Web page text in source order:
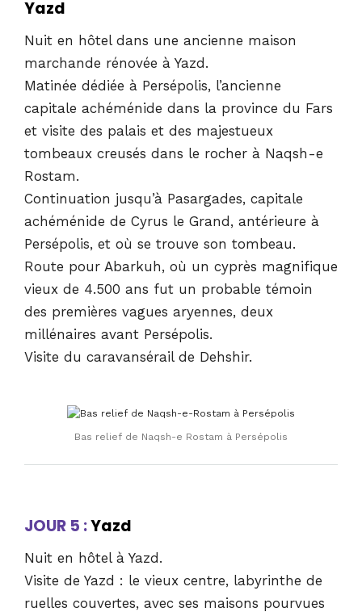
Yazd
Nuit en hôtel dans une ancienne maison
marchande rénovée à Yazd.
Matinée dédiée à Persépolis, l’ancienne
capitale achéménide dans la province du Fars
et visite des palais et des majestueux
tombeaux creusés dans le rocher à Naqsh-e
Rostam.
Continuation jusqu’à Pasargades, capitale
achéménide de Cyrus le Grand, antérieure à
Persépolis, et où se trouve son tombeau.
Route pour Abarkuh, où un cyprès magnifique
vieux de 4.500 ans fut un probable témoin
des premières vagues aryennes, deux
millénaires avant Persépolis.
Visite du caravansérail de Dehshir.
Bas relief de Naqsh-e Rostam à Persépolis
JOUR 5 :Yazd
Nuit en hôtel à Yazd.
Visite de Yazd : le vieux centre, labyrinthe de
ruelles couvertes, avec ses maisons pourvues